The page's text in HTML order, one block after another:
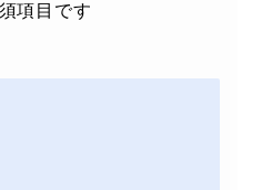
項目です